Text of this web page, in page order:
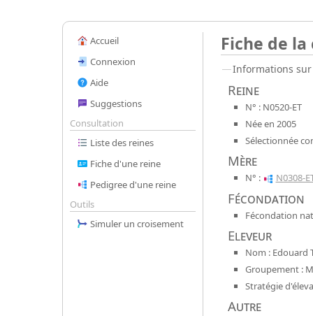
Accueil
Connexion
Aide
Suggestions
Consultation
Liste des reines
Fiche d'une reine
Pedigree d'une reine
Outils
Simuler un croisement
Fiche de la
Informations
Reine
N° : N0520-ET
Née en 2005
Sélectionnée
Mère
N° : N0308-
Fécondation
Fécondation
Eleveur
Nom : Edouard
Groupement :
Stratégie
Autre